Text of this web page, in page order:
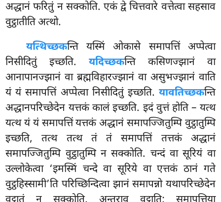
अद्धानं फरितुं न सक्कोति. एकं द्वे चित्तवारे वत्तेत्वा सहसाव
वुट्ठातीति अत्थो.
यत्थिच्छकन्ति यस्मिं ओकासे समापत्तिं अप्पेत्वा
निसीदितुं इच्छति. यदिच्छकन्ति कसिणज्झानं वा
आनापानज्झानं वा ब्रह्मविहारज्झानं वा असुभज्झानं वाति
यं यं समापत्तिं अप्पेत्वा निसीदितुं इच्छति. यावतिच्छकन्ति
अद्धानपरिच्छेदेन यत्तकं कालं इच्छति. इदं वुत्तं होति – यत्थ
यत्थ यं यं समापत्तिं यत्तकं अद्धानं समापज्जितुम्पि वुट्ठातुम्पि
इच्छति, तत्थ तत्थ तं तं समापत्तिं तत्तकं अद्धानं
समापज्जितुम्पि वुट्ठातुम्पि न सक्कोति. चन्दं वा सूरियं वा
उल्लोकेत्वा ‘इमस्मिं चन्दे वा सूरिये वा एत्तकं ठानं गते
वुट्ठहिस्सामी’ति परिच्छिन्दित्वा झानं समापन्नो यथापरिच्छेदेन